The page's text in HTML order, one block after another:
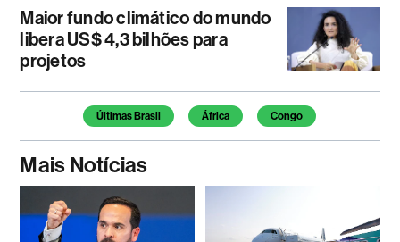
Maior fundo climático do mundo
libera US$ 4,3 bilhões para
projetos
Temas deste artigo
Últimas Brasil África Congo
Mais Notícias